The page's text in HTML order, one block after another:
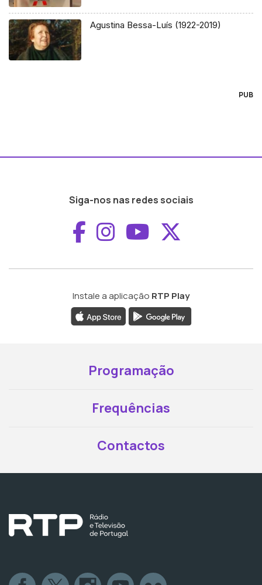
Agustina Bessa-Luís (1922-2019)
PUB
Siga-nos nas redes sociais
Aceder ao
Aceder ao
Aceder ao
Instale a aplicação RTP Play
Programação
Frequências
Contactos